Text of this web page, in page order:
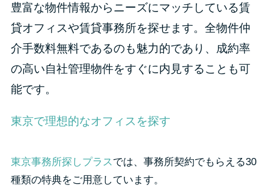
豊富な物件情報からニーズにマッチしている賃
貸オフィスや賃貸事務所を探せます。全物件仲
介手数料無料であるのも魅力的であり、成約率
の高い自社管理物件をすぐに内見することも可
能です。
東京で理想的なオフィスを探す
東京事務所探しプラス では、事務所契約でもらえる30
種類の特典をご用意しています。